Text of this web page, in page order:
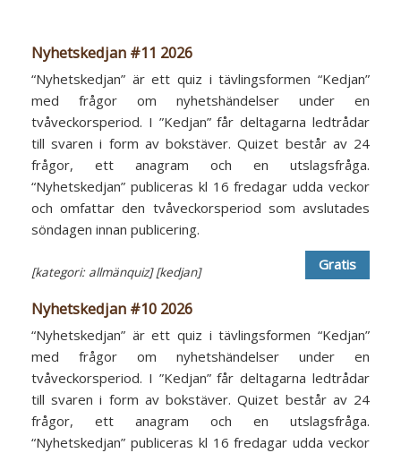
Nyhetskedjan #11 2026
“Nyhetskedjan” är ett quiz i tävlingsformen “Kedjan”
med frågor om nyhetshändelser under en
tvåveckorsperiod. I ”Kedjan” får deltagarna ledtrådar
till svaren i form av bokstäver. Quizet består av 24
frågor, ett anagram och en utslagsfråga.
“Nyhetskedjan” publiceras kl 16 fredagar udda veckor
och omfattar den tvåveckorsperiod som avslutades
söndagen innan publicering.
[kategori: allmänquiz] [kedjan] Gratis
Nyhetskedjan #10 2026
“Nyhetskedjan” är ett quiz i tävlingsformen “Kedjan”
med frågor om nyhetshändelser under en
tvåveckorsperiod. I ”Kedjan” får deltagarna ledtrådar
till svaren i form av bokstäver. Quizet består av 24
frågor, ett anagram och en utslagsfråga.
“Nyhetskedjan” publiceras kl 16 fredagar udda veckor